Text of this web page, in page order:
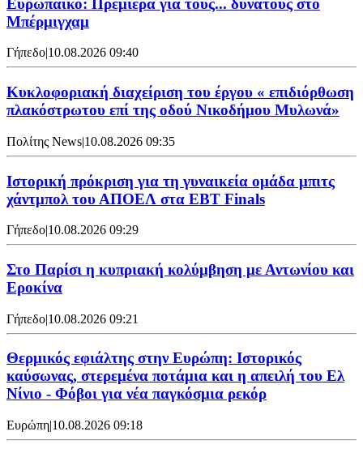
Μπέρμιγχαμ
Γήπεδο|10.08.2026 09:40
Κυκλοφοριακή διαχείριση του έργου « επιδιόρθωση
πλακόστρωτου επί της οδού Νικοδήμου Μυλωνά»
Πολίτης News|10.08.2026 09:35
Ιστορική πρόκριση για τη γυναικεία ομάδα μπιτς
χάντμπολ του ΑΠΟΕΛ στα EBT Finals
Γήπεδο|10.08.2026 09:29
Στο Παρίσι η κυπριακή κολύμβηση με Αντωνίου και
Εροκίνα
Γήπεδο|10.08.2026 09:21
Θερμικός εφιάλτης στην Ευρώπη: Ιστορικός
καύσωνας, στερεμένα ποτάμια και η απειλή του Ελ
Νίνιο - Φόβοι για νέα παγκόσμια ρεκόρ
Ευρώπη|10.08.2026 09:18